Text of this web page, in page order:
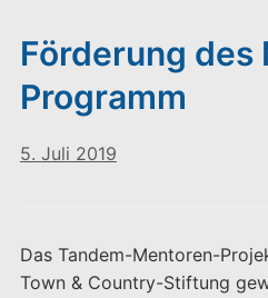
Förderung des
Programm
5. Juli 2019
Das Tandem-Mentoren-
Town & Country-Stiftung